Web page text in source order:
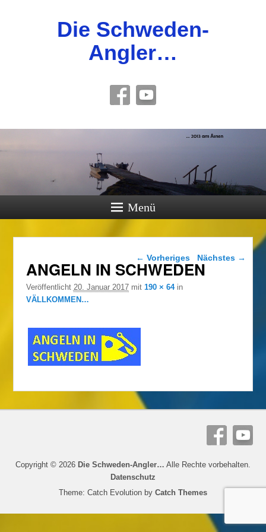
Die Schweden-
Angler…
Menü
Bilder-Navigation
← Vorheriges Nächstes →
ANGELN IN SCHWEDEN
Veröffentlicht 20. Januar 2017mit 190 × 64in
VÄLLKOMMEN…
Copyright © 2026 Die Schweden-Angler… Alle Rechte vorbehalten.
Datenschutz
Theme: Catch Evolution by Catch Themes